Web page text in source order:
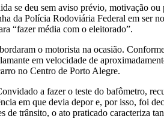
se deu sem aviso prévio, motivação
da Polícia Rodoviária Federal em ser
“fazer média com o eleitorado”.
o motorista na ocasião.
em velocidade de
no Centro de Porto Alegre.
a fazer o teste do bafômetro,
em que devia depor e, por isso, foi
trânsito, o ato praticado caracteriza